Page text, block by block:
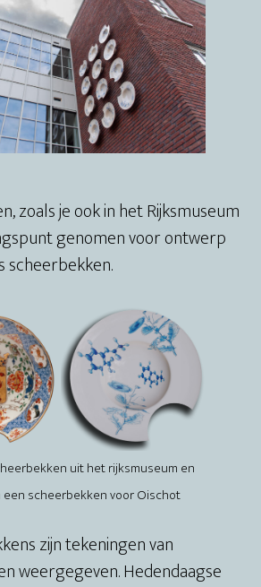
zoals je ook in het Rijksmuseum
genomen voor ontwerp
scheerbekken.
uit het rijksmuseum en
een scheerbekken voor Oischot
zijn tekeningen van
weergegeven. Hedendaagse